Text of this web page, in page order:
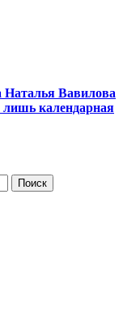
Наталья Вавилова
лишь календарная